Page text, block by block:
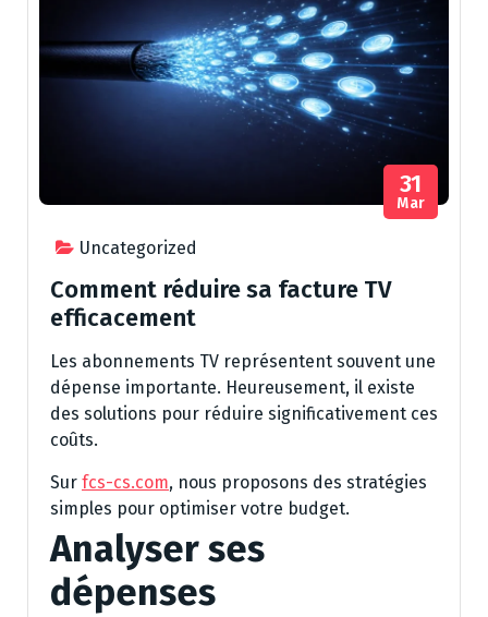
Uncategorized
31
Mar
Comment réduire sa facture TV
efficacement
Les abonnements TV représentent souvent une
dépense importante. Heureusement, il existe
des solutions pour réduire significativement ces
coûts.
Sur fcs-cs.com, nous proposons des stratégies
simples pour optimiser votre budget.
Analyser ses
dépenses